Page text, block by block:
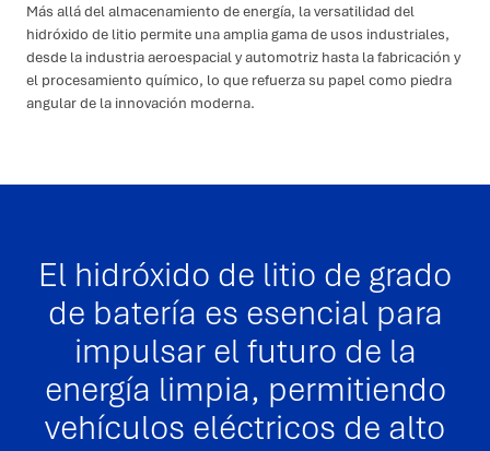
Buscar
Más allá del almacenamiento de energía, la versatilidad del
hidróxido de litio permite una amplia gama de usos industriales,
desde la industria aeroespacial y automotriz hasta la fabricación y
el procesamiento químico, lo que refuerza su papel como piedra
angular de la innovación moderna.
El hidróxido de litio de grado
de batería es esencial para
impulsar el futuro de la
energía limpia, permitiendo
vehículos eléctricos de alto